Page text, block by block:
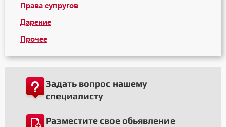
Права супругов
Дарение
Прочее
Задать вопрос нашему
специалисту
Разместите свое обьявление